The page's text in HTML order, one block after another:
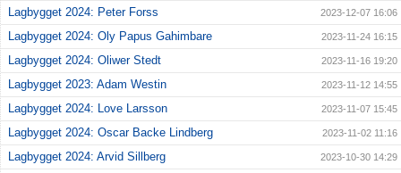
Lagbygget 2024: Peter Forss 2023-12-07 16:06
Lagbygget 2024: Oly Papus Gahimbare 2023-11-24 16:15
Lagbygget 2024: Oliwer Stedt 2023-11-16 19:20
Lagbygget 2023: Adam Westin 2023-11-12 14:55
Lagbygget 2024: Love Larsson 2023-11-07 15:45
Lagbygget 2024: Oscar Backe Lindberg 2023-11-02 11:16
Lagbygget 2024: Arvid Sillberg 2023-10-30 14:29